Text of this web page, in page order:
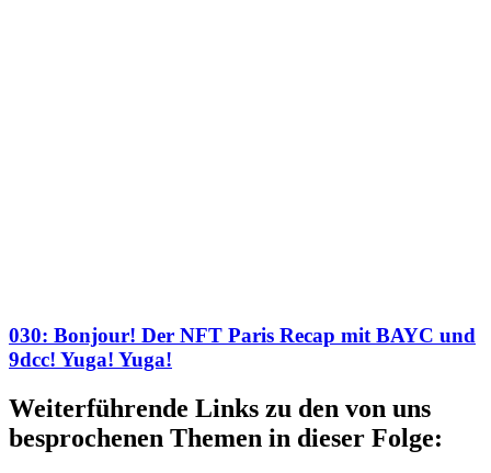
030: Bonjour! Der NFT Paris Recap mit BAYC und
9dcc! Yuga! Yuga!
Weiterführende Links zu den von uns
besprochenen Themen in dieser Folge: